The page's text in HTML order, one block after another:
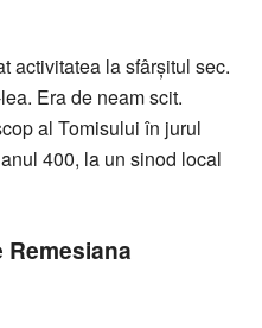
activitatea la sfârșitul sec.
Era de neam scit.
al Tomisului în jurul
400, la un sinod local
Remesiana